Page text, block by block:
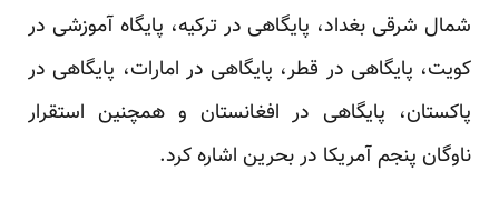
شمال شرقی بغداد، پایگاهی در ترکیه، پایگاه آموزشی در
کویت، پایگاهی در قطر، پایگاهی در امارات، پایگاهی در
پاکستان، پایگاهی در افغانستان و همچنین استقرار
ناوگان پنجم آمریکا در بحرین اشاره کرد.